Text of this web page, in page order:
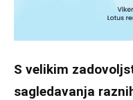
S velikim
sagledavanja